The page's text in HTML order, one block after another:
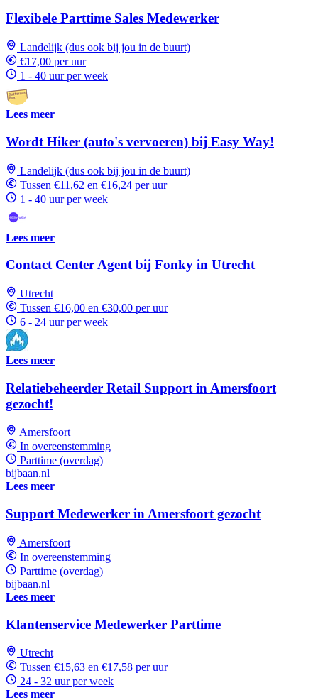
Flexibele Parttime Sales Medewerker
Landelijk (dus ook bij jou in de buurt)
€17,00 per uur
1 - 40 uur per week
Lees meer
Wordt Hiker (auto's vervoeren) bij Easy Way!
Landelijk (dus ook bij jou in de buurt)
Tussen €11,62 en €16,24 per uur
1 - 40 uur per week
Lees meer
Contact Center Agent bij Fonky in Utrecht
Utrecht
Tussen €16,00 en €30,00 per uur
6 - 24 uur per week
Lees meer
Relatiebeheerder Retail Support in Amersfoort
gezocht!
Amersfoort
In overeenstemming
Parttime (overdag)
bijbaan.nl
Lees meer
Support Medewerker in Amersfoort gezocht
Amersfoort
In overeenstemming
Parttime (overdag)
bijbaan.nl
Lees meer
Klantenservice Medewerker Parttime
Utrecht
Tussen €15,63 en €17,58 per uur
24 - 32 uur per week
Lees meer